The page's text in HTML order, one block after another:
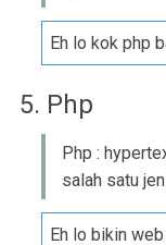
Eh lo kok php
5. Php
Php :
salah satu
Eh lo bikin